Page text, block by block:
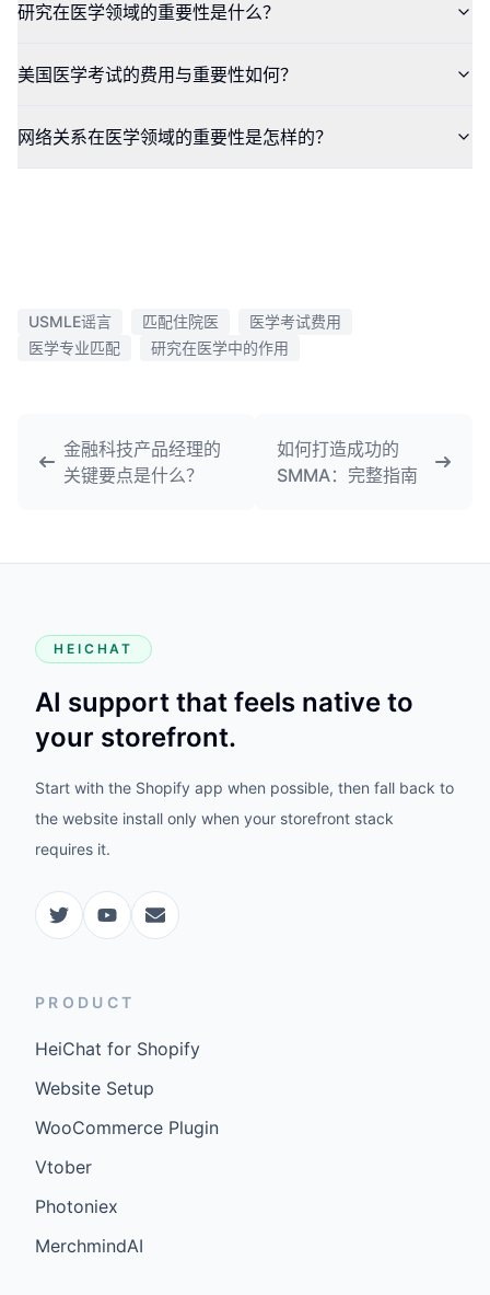
研究在医学领域的重要性是什么？
美国医学考试的费用与重要性如何？
网络关系在医学领域的重要性是怎样的？
USMLE谣言 匹配住院医
医学考试费用
医学专业匹配
研究在医学中的作用
金融科技产品经理的
关键要点是什么？
如何打造成功的
SMMA：完整指南
HEICHAT
AI support that feels native to
your storefront.
Start with the Shopify app when possible, then fall back to
the website install only when your storefront stack
requires it.
PRODUCT
HeiChat for Shopify
Website Setup
WooCommerce Plugin
Vtober
Photoniex
MerchmindAI